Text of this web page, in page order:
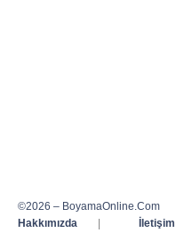
©2026 – BoyamaOnline.Com
Hakkımızda
| İletişim